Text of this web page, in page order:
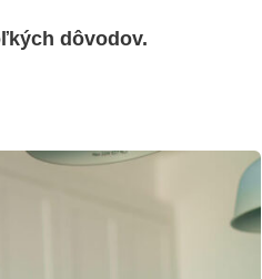
dôvodov.